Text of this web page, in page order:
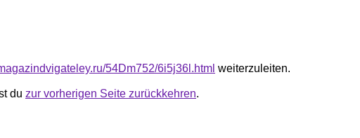
54Dm752/6i5j36l.html weiterzuleiten.
du zur vorherigen Seite zurückkehren.